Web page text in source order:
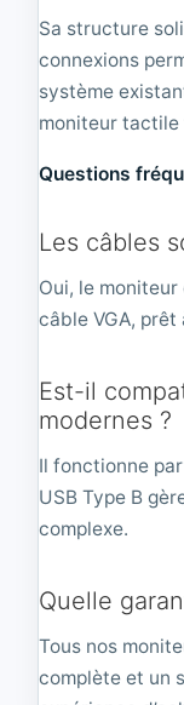
Sa structure
connexions
système
moniteur tactile
Questions
Les câbles
Oui, le
câble VGA,
Est-il
modernes ?
Il fonctionne
USB Type B
complexe.
Quelle
Tous nos
complète et un